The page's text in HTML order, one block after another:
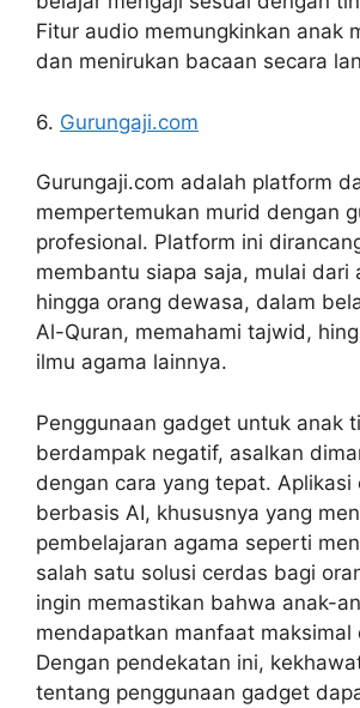
Fitur audio memungkinkan anak
dan menirukan bacaan secara
6. Gurungaji.com
Gurungaji.com adalah platform
mempertemukan murid dengan
profesional. Platform ini
membantu siapa saja, mulai dari
hingga orang dewasa, dalam
Al-Quran, memahami tajwid,
ilmu agama lainnya.
Penggunaan gadget untuk anak
berdampak negatif, asalkan
dengan cara yang tepat. Aplikasi
berbasis AI, khususnya yang
pembelajaran agama seperti
salah satu solusi cerdas bagi
ingin memastikan bahwa anak-
mendapatkan manfaat maksimal
Dengan pendekatan ini,
tentang penggunaan gadget